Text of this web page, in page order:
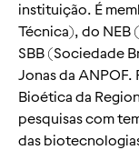
instituição. É
Técnica), do NEB
SBB (Sociedade
Jonas da ANPOF.
Bioética da
pesquisas com
das